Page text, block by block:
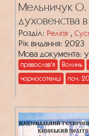
Мельничук О.
духовенства
осередків
початку ХХ ст.
Розділ: Релігія ,
Рік видання: 2023
Мова документа:
православ'я Волинь
чорносотенці
поч. 20